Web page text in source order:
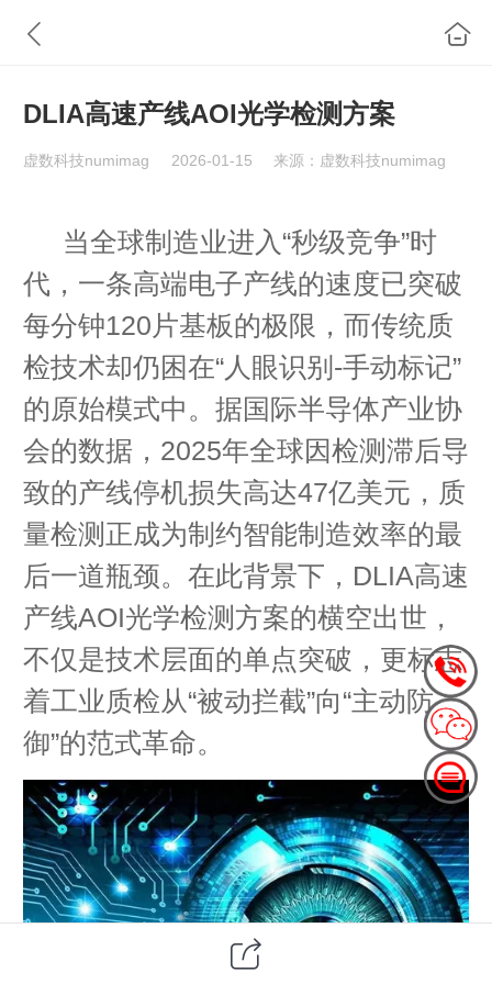
DLIA高速产线AOI光学检测方案
虚数科技numimag 2026-01-15 来源：虚数科技numimag
当全球制造业进入“秒级竞争”时
代，一条高端电子产线的速度已突破
每分钟120片基板的极限，而传统质
检技术却仍困在“人眼识别-手动标记”
的原始模式中。据国际半导体产业协
会的数据，2025年全球因检测滞后导
致的产线停机损失高达47亿美元，质
量检测正成为制约智能制造效率的最
后一道瓶颈。在此背景下，DLIA高速
产线AOI光学检测方案的横空出世，
不仅是技术层面的单点突破，更标志
着工业质检从“被动拦截”向“主动防
御”的范式革命。